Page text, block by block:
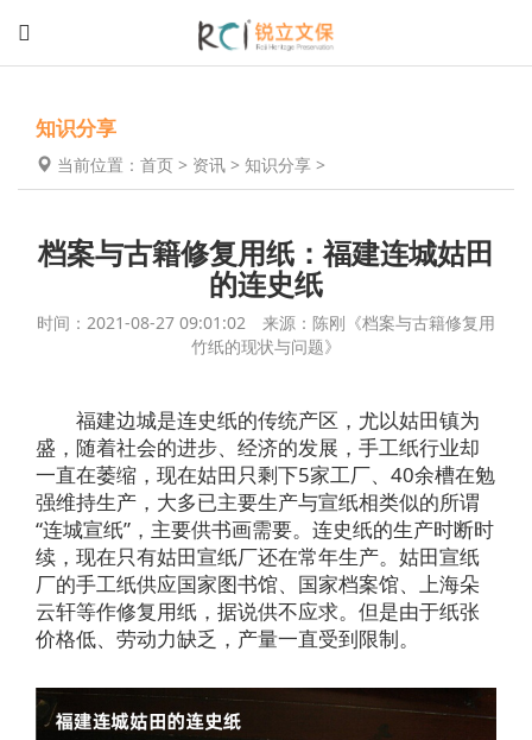
知识分享
当前位置： 首页 > 资讯 > 知识分享 >
档案与古籍修复用纸：福建连城姑田
的连史纸
时间：2021-08-27 09:01:02 来源：陈刚《档案与古籍修复用
竹纸的现状与问题》
福建边城是连史纸的传统产区，尤以姑田镇为
盛，随着社会的进步、经济的发展，手工纸行业却
一直在萎缩，现在姑田只剩下5家工厂、40余槽在勉
强维持生产，大多已主要生产与宣纸相类似的所谓
“连城宣纸”，主要供书画需要。连史纸的生产时断时
续，现在只有姑田宣纸厂还在常年生产。姑田宣纸
厂的手工纸供应国家图书馆、国家档案馆、上海朵
云轩等作修复用纸，据说供不应求。但是由于纸张
价格低、劳动力缺乏，产量一直受到限制。